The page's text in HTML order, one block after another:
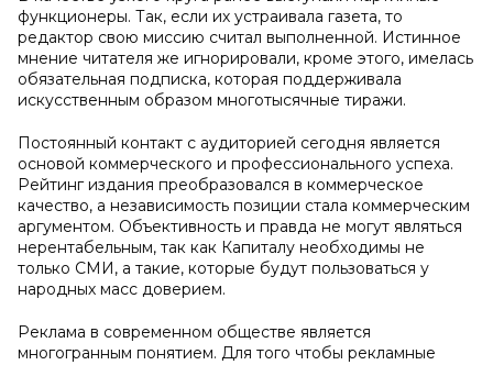
функционеры. Так, если их устраивала газета, то
редактор свою миссию считал выполненной. Истинное
мнение читателя же игнорировали, кроме этого, имелась
обязательная подписка, которая поддерживала
искусственным образом многотысячные тиражи.
Постоянный контакт с аудиторией сегодня является
основой коммерческого и профессионального успеха.
Рейтинг издания преобразовался в коммерческое
качество, а независимость позиции стала коммерческим
аргументом. Объективность и правда не могут являться
нерентабельным, так как Капиталу необходимы не
только СМИ, а такие, которые будут пользоваться у
народных масс доверием.
Реклама в современном обществе является
многогранным понятием. Для того чтобы рекламные